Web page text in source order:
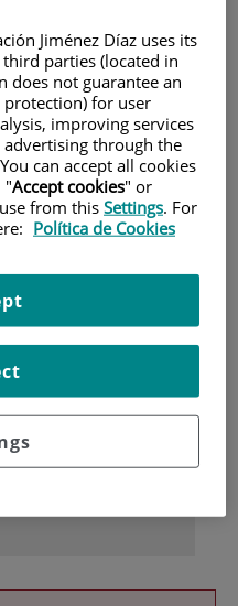
Jiménez Díaz uses its
parties (located in
does not guarantee an
for user
improving services
through the
can accept all cookies
"Accept cookies" or
from thisSettings. For
Política de Cookies